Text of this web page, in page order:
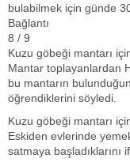
bulabilmek için günde
Bağlantı
8 / 9
Kuzu göbeği mantarı
Mantar toplayanlardan
bu mantarın
öğrendiklerini söyledi.
Kuzu göbeği mantarı
Eskiden evlerinde
satmaya başladıklarını